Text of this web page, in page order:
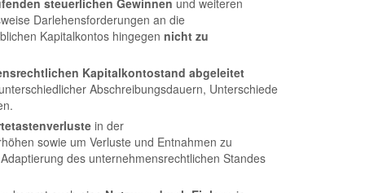
steuerlichen Gewinnen und weiteren
Darlehensforderungen an die
Kapitalkontos hingegen nicht zu
Kapitalkontostand abgeleitet
Abschreibungsdauern, Unterschiede
in der
sowie um Verluste und Entnahmen zu
des unternehmensrechtlichen Standes